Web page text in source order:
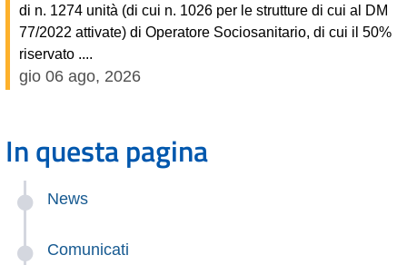
di n. 1274 unità (di cui n. 1026 per le strutture di cui al DM
77/2022 attivate) di Operatore Sociosanitario, di cui il 50%
riservato ....
gio 06 ago, 2026
In questa pagina
News
Comunicati